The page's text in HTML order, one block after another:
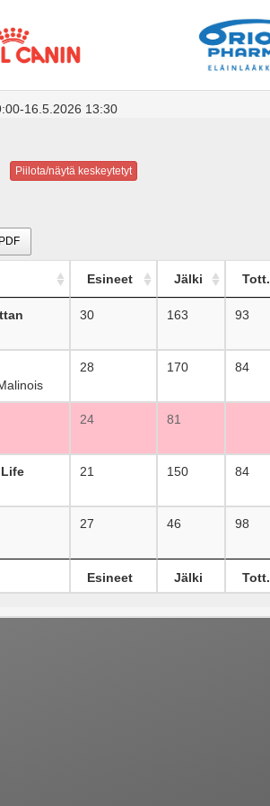
16.5.2026 13:30
Piilota/näytä keskeytetyt
PDF
Esineet Jälki Tott.
30 163 93
28 170 84
24 81
21 150 84
27 46 98
Esineet Jälki Tott.